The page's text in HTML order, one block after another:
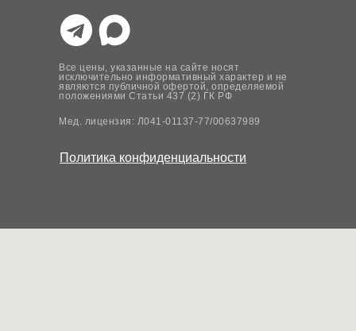
Все цены, указанные на сайте носят
исключительно информативный характер и не
являются публичной офертой, определяемой
положениями Статьи 437 (2) ГК РФ
Политика конфиденциальности
Мед. лицензия: Л041-01137-77/00637989